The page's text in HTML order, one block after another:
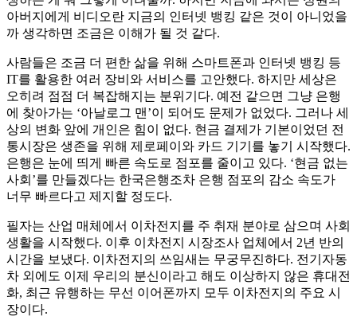
아버지에게 비디오란 지금의 인터넷 뱅킹 같은 것이 아니었을
까 생각하면 조금은 이해가 될 것 같다.
사람들은 조금 더 편한 삶을 위해 스마트폰과 인터넷 뱅킹 등
IT를 활용한 여러 장비와 서비스를 고안했다. 하지만 세상은
오히려 점점 더 복잡해지는 분위기다. 예전 같으면 그냥 은행
에 찾아가는 ‘아날로그 맨’이 되어도 문제가 없었다. 그러나 세
상의 변화 앞에 개인은 힘이 없다. 현금 결제가 기본이었던 전
통시장은 생존을 위해 제로페이와 카드 기기를 놓기 시작했다.
은행은 눈에 띄게 빠른 속도로 점포를 줄이고 있다. ‘현금 없는
사회’를 만들겠다는 한국은행조차 은행 점포의 감소 속도가
너무 빠르다고 제지할 정도다.
필자는 산업 매체에서 이차전지를 주 취재 분야로 삼으며 사회
생활을 시작했다. 이후 이차전지 시장조사 업체에서 2년 반의
시간을 보냈다. 이차전지의 쓰임새는 무궁무진하다. 전기자동
차 외에도 이제 우리의 분신이라고 해도 이상하지 않은 휴대전
화, 최근 유행하는 무선 이어폰까지 모두 이차전지의 주요 시
장이다.